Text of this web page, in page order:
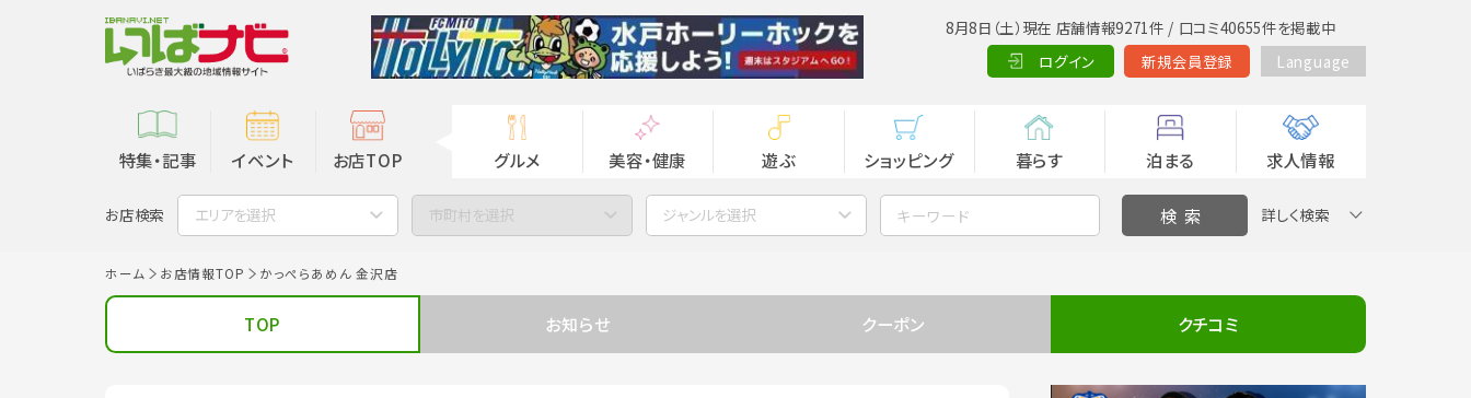
8月8日（土）現在 店舗情報9271件 / 口コミ40655件を掲載中
ログイン
新規会員登録 Language
特集・記事 イベント お店TOP グルメ 美容・健康 遊ぶ ショッピング 暮らす 泊まる 求人情報
お店検索 エリアを選択 市町村を選択 ジャンルを選択 詳しく検索
ホーム お店情報TOP かっぺらあめん 金沢店
TOP お知らせ クーポン クチコミ